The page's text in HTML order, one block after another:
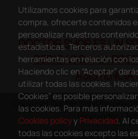
DOCTOR SHOP ES UN
DEDICADO A LA
ASISTENCIA
Copyright Doctor Shop España
reservados -
Utilizamos cookies para
compra, ofrecerte contenidos
personalizar nuestros
estadísticas. Terceros
herramientas en relación con
Haciendo clic en “Aceptar”
utilizar todas las cookies.
Cookies” es posible
las cookies. Para más
Cookies policyy Privacidad. Al
todas las cookies excepto las